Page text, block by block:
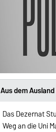
Aus dem
Das Dezernat
Weg an die Uni